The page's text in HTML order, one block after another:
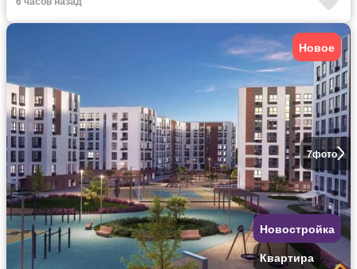
7фото
Новое
Новостройка
Квартира